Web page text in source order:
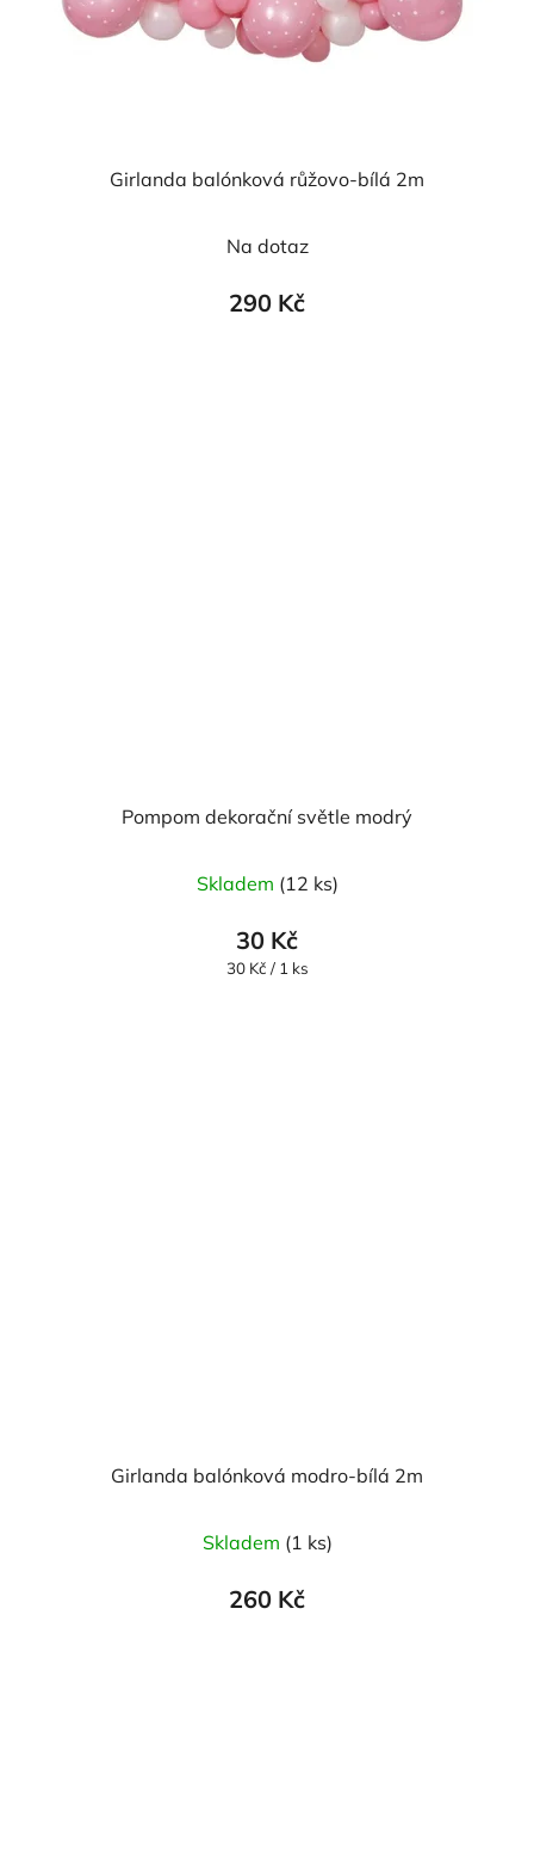
Girlanda balónková růžovo-bílá 2m
Na dotaz
290 Kč
Pompom dekorační světle modrý
Skladem (12 ks)
30 Kč
Měrná
30 Kč / 1 ks
Girlanda balónková modro-bílá 2m
hodnocení
produktu
Skladem (1 ks)
260 Kč